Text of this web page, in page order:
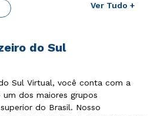
Ver Tudo +
do Sul
Sul Virtual, você conta com a
dos maiores grupos
do Brasil. Nosso
ou